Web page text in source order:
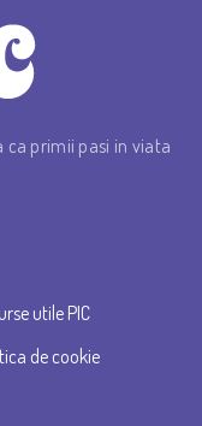
ca primii pasi in viata
utile PIC
de cookie